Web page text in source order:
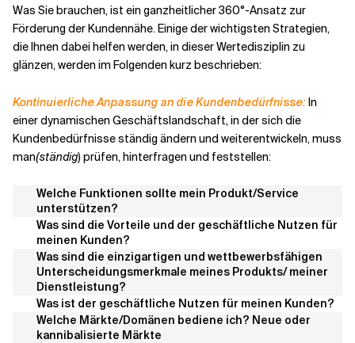
Was Sie brauchen, ist ein ganzheitlicher 360°-Ansatz zur
Förderung der Kundennähe. Einige der wichtigsten Strategien,
die Ihnen dabei helfen werden, in dieser Wertedisziplin zu
glänzen, werden im Folgenden kurz beschrieben:
Kontinuierliche Anpassung an die Kundenbedürfnisse:In
einer dynamischen Geschäftslandschaft, in der sich die
Kundenbedürfnisse ständig ändern und weiterentwickeln, muss
man(ständig) prüfen, hinterfragen und feststellen:
Welche Funktionen sollte mein Produkt/Service
unterstützen?
Was sind die Vorteile und der geschäftliche Nutzen für
meinen Kunden?
Was sind die einzigartigen und wettbewerbsfähigen
Unterscheidungsmerkmale meines Produkts/ meiner
Dienstleistung?
Was ist der geschäftliche Nutzen für meinen Kunden?
Welche Märkte/Domänen bediene ich? Neue oder
kannibalisierte Märkte